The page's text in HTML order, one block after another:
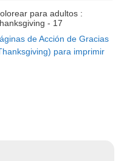
para adultos :
- 17
de Acción de Gracias
para imprimir